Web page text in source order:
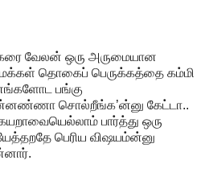
வேலன் ஒரு அருமையான
தொகைப் பெருக்கத்தை கம்மி
பங்கு
சொல்றீங்க’ன்னு கேட்டா..
பார்த்து ஒரு
பெரிய விஷயம்ன்னு